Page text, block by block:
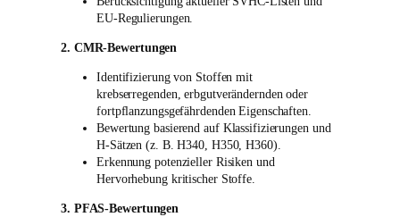
EU-Regulierungen.
2. CMR-Bewertungen
Identifizierung von Stoffen mit
krebserregenden, erbgutverändernden oder
fortpflanzungsgefährdenden Eigenschaften.
Bewertung basierend auf Klassifizierungen und
H-Sätzen (z. B. H340, H350, H360).
Erkennung potenzieller Risiken und
Hervorhebung kritischer Stoffe.
3. PFAS-Bewertungen